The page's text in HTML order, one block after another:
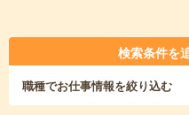
検索条件を
職種でお仕事情報を絞り込む